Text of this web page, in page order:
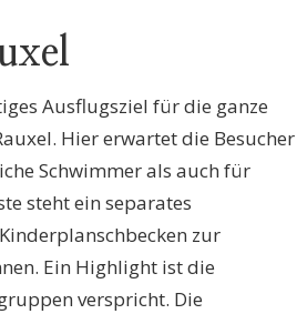
Ausflugsziel für die ganze
Hier erwartet die Besucher
Schwimmer als auch für
steht ein separates
zur
Ein Highlight ist die
verspricht. Die